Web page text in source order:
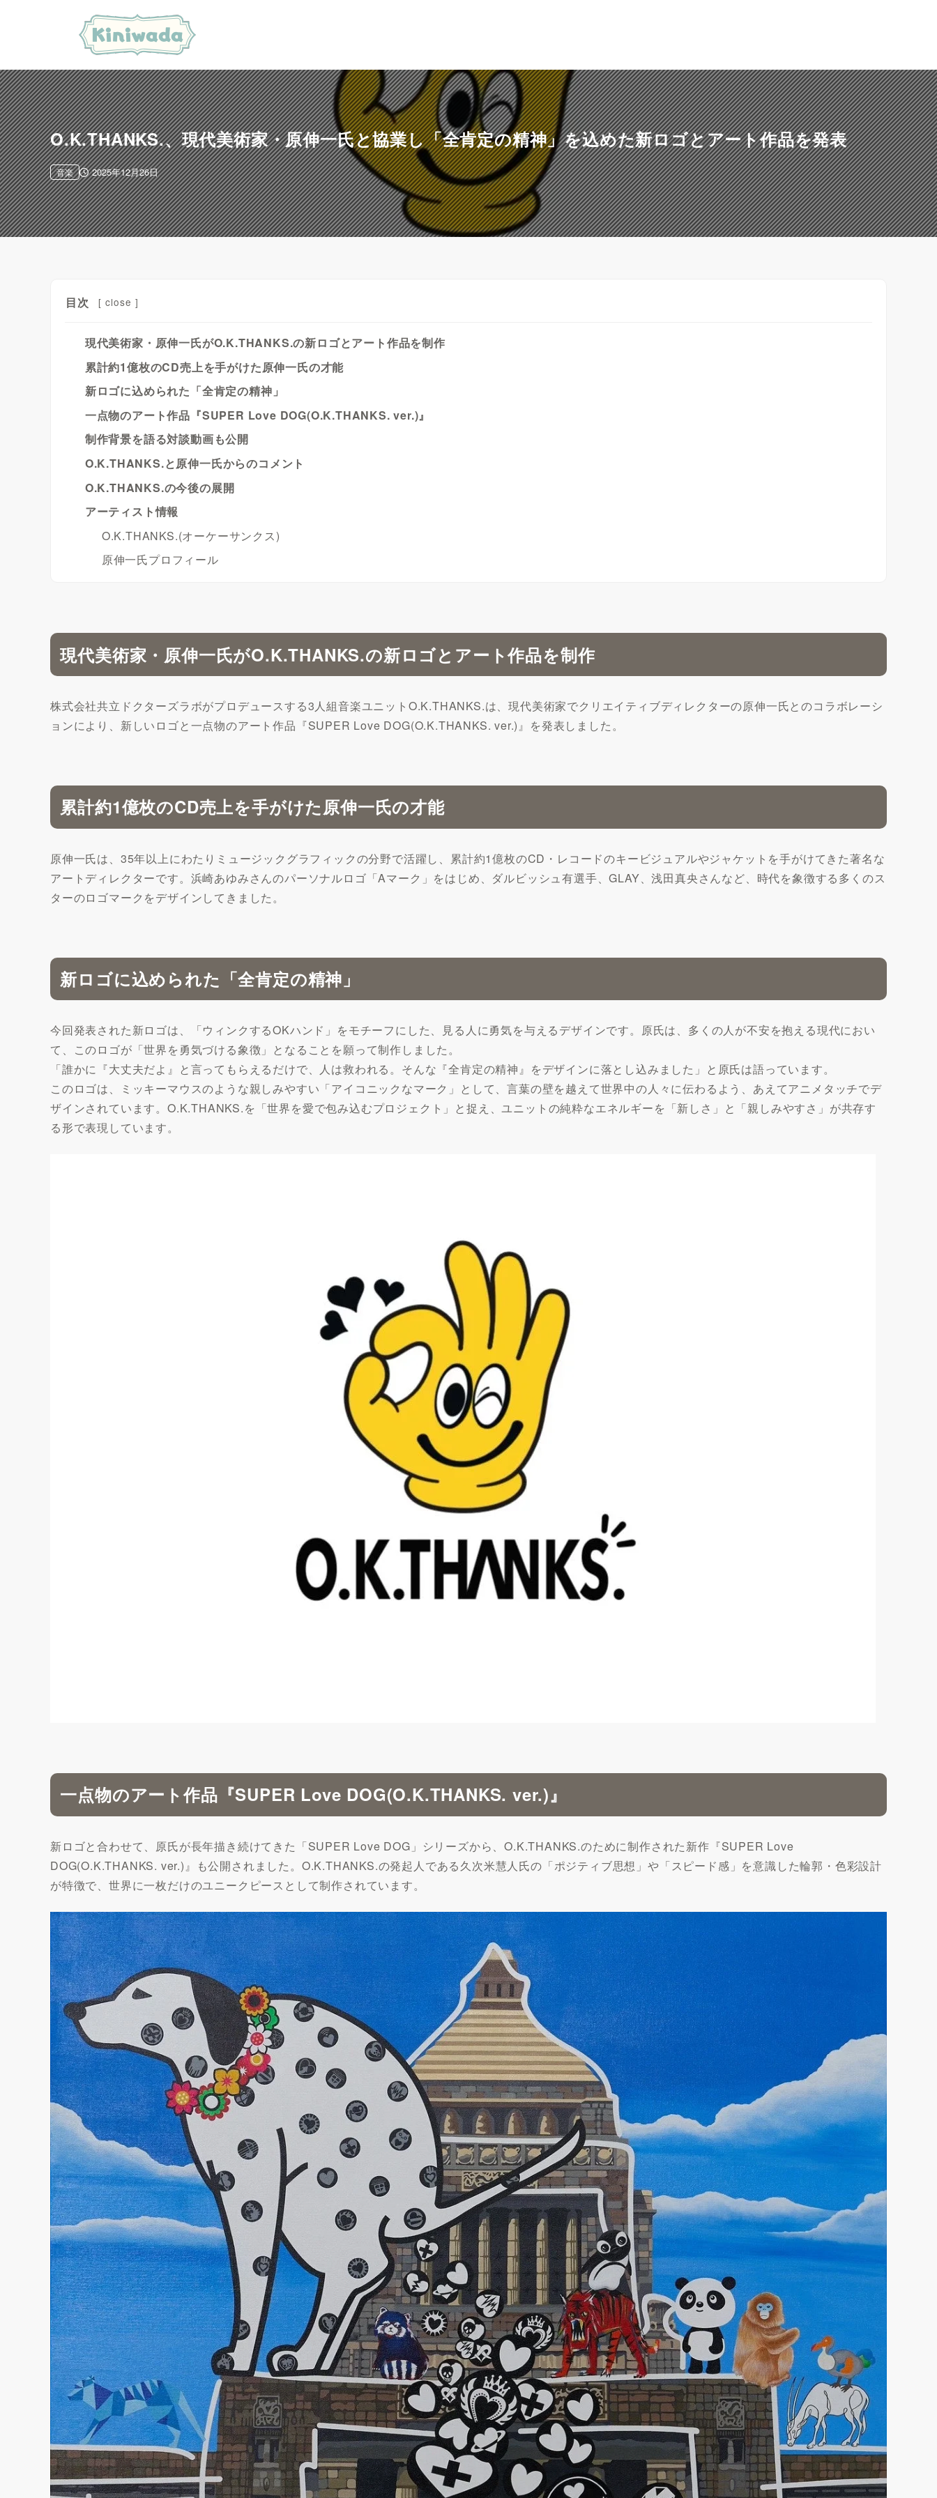
O.K.THANKS.、現代美術家・原伸一氏と協業し「全肯定の精神」を込めた新ロゴとアート作品を発表
2025年12月26日
音楽
目次 [ close ]
現代美術家・原伸一氏がO.K.THANKS.の新ロゴとアート作品を制作
累計約1億枚のCD売上を手がけた原伸一氏の才能
新ロゴに込められた「全肯定の精神」
一点物のアート作品『SUPER Love DOG(O.K.THANKS. ver.)』
制作背景を語る対談動画も公開
O.K.THANKS.と原伸一氏からのコメント
O.K.THANKS.の今後の展開
アーティスト情報
O.K.THANKS.(オーケーサンクス)
原伸一氏プロフィール
現代美術家・原伸一氏がO.K.THANKS.の新ロゴとアート作品を制作
株式会社共立ドクターズラボがプロデュースする3人組音楽ユニットO.K.THANKS.は、現代美術家でクリエイティブディレクターの原伸一氏とのコラボレーシ
ョンにより、新しいロゴと一点物のアート作品『SUPER Love DOG(O.K.THANKS. ver.)』を発表しました。
累計約1億枚のCD売上を手がけた原伸一氏の才能
原伸一氏は、35年以上にわたりミュージックグラフィックの分野で活躍し、累計約1億枚のCD・レコードのキービジュアルやジャケットを手がけてきた著名な
アートディレクターです。浜崎あゆみさんのパーソナルロゴ「Aマーク」をはじめ、ダルビッシュ有選手、GLAY、浅田真央さんなど、時代を象徴する多くのス
ターのロゴマークをデザインしてきました。
新ロゴに込められた「全肯定の精神」
今回発表された新ロゴは、「ウィンクするOKハンド」をモチーフにした、見る人に勇気を与えるデザインです。原氏は、多くの人が不安を抱える現代におい
て、このロゴが「世界を勇気づける象徴」となることを願って制作しました。
「誰かに『大丈夫だよ』と言ってもらえるだけで、人は救われる。そんな『全肯定の精神』をデザインに落とし込みました」と原氏は語っています。
このロゴは、ミッキーマウスのような親しみやすい「アイコニックなマーク」として、言葉の壁を越えて世界中の人々に伝わるよう、あえてアニメタッチでデ
ザインされています。O.K.THANKS.を「世界を愛で包み込むプロジェクト」と捉え、ユニットの純粋なエネルギーを「新しさ」と「親しみやすさ」が共存す
る形で表現しています。
一点物のアート作品『SUPER Love DOG(O.K.THANKS. ver.)』
新ロゴと合わせて、原氏が長年描き続けてきた「SUPER Love DOG」シリーズから、O.K.THANKS.のために制作された新作『SUPER Love
DOG(O.K.THANKS. ver.)』も公開されました。O.K.THANKS.の発起人である久次米慧人氏の「ポジティブ思想」や「スピード感」を意識した輪郭・色彩設計
が特徴で、世界に一枚だけのユニークピースとして制作されています。